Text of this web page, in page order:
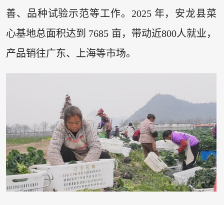
善、品种试验示范等工作。2025 年，安龙县菜
心基地总面积达到 7685 亩，带动近800人就业，
产品销往广东、上海等市场。